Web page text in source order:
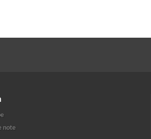
note